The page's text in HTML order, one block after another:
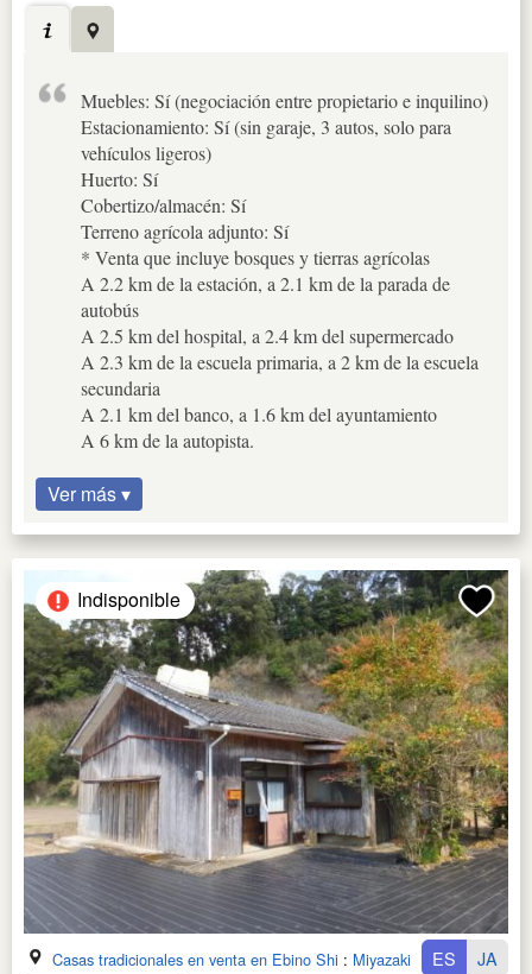
Muebles: Sí (negociación entre propietario e inquilino)
Estacionamiento: Sí (sin garaje, 3 autos, solo para
vehículos ligeros)
Huerto: Sí
Cobertizo/almacén: Sí
Terreno agrícola adjunto: Sí
* Venta que incluye bosques y tierras agrícolas
A 2.2 km de la estación, a 2.1 km de la parada de
autobús
A 2.5 km del hospital, a 2.4 km del supermercado
A 2.3 km de la escuela primaria, a 2 km de la escuela
secundaria
A 2.1 km del banco, a 1.6 km del ayuntamiento
A 6 km de la autopista.
Ver más ▾
Indisponible
Casas tradicionales en venta en Ebino Shi : Miyazaki KenES JA